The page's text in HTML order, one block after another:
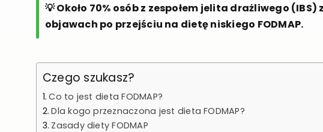
💡 Około 70% osób z zespołem jelita drażliwego
objawach po przejściu na dietę niskiego FODMAP.
Czego szukasz?
Co to jest dieta FODMAP?
Dla kogo przeznaczona jest dieta FODMAP?
Zasady diety FODMAP